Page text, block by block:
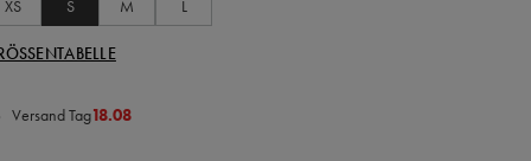
XS S M L
Versand Tag18.08